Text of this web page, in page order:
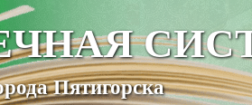
Пятигорска